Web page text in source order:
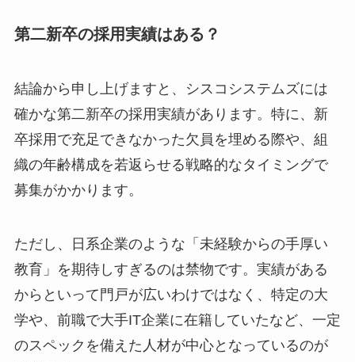
第二新卒の採用実績はある？
結論から申し上げますと、シスコシステムズには
確かな第二新卒の採用実績があります。特に、新
卒採用で充足できなかった欠員を埋める際や、組
織の年齢構成を若返らせる戦略的なタイミングで
募集がかかります。
ただし、日系企業のような「未経験からの手厚い
教育」を期待しすぎるのは禁物です。実績がある
からといって門戸が広いわけではなく、特定の大
学や、前職で大手IT企業に在籍していたなど、一定
のスペックを備えた人材が中心となっているのが